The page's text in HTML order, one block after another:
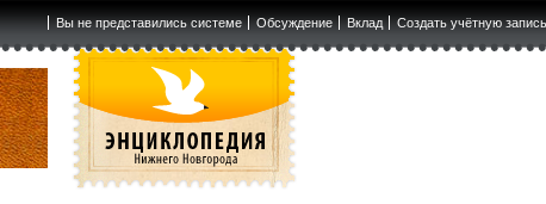
Вы не представились системе Обсуждение Вклад Создать учётную запись